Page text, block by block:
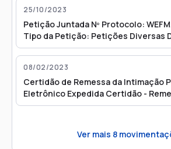
25/10/2023
Petição Juntada Nº Protocolo:
Tipo da Petição: Petições Diversas
10:48
08/02/2023
Certidão de Remessa da Intimação
Eletrônico Expedida Certidão -
Intimação para o Portal Eletrônico
Ver mais 8